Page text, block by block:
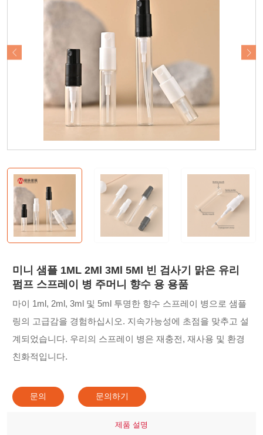
미니 샘플 1ML 2Ml 3Ml 5Ml 빈 검사기 맑은 유리
펌프 스프레이 병 주머니 향수 용 용품
마이 1ml, 2ml, 3ml 및 5ml 투명한 향수 스프레이 병으로 샘플
링의 고급감을 경험하십시오. 지속가능성에 초점을 맞추고 설
계되었습니다. 우리의 스프레이 병은 재충전, 재사용 및 환경
친화적입니다.
문의 문의하기
제품 설명